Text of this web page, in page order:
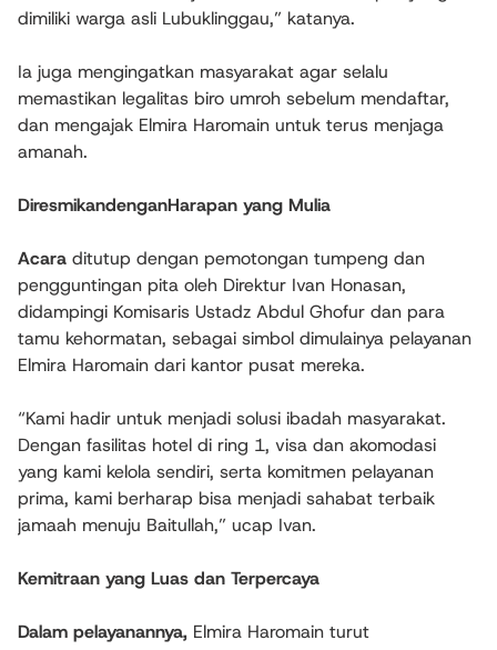
dimiliki warga asli Lubuklinggau,” katanya.
Ia juga mengingatkan masyarakat agar selalu
memastikan legalitas biro umroh sebelum mendaftar,
dan mengajak Elmira Haromain untuk terus menjaga
amanah.
DiresmikandenganHarapan yang Mulia
Acara ditutup dengan pemotongan tumpeng dan
pengguntingan pita oleh Direktur Ivan Honasan,
didampingi Komisaris Ustadz Abdul Ghofur dan para
tamu kehormatan, sebagai simbol dimulainya pelayanan
Elmira Haromain dari kantor pusat mereka.
“Kami hadir untuk menjadi solusi ibadah masyarakat.
Dengan fasilitas hotel di ring 1, visa dan akomodasi
yang kami kelola sendiri, serta komitmen pelayanan
prima, kami berharap bisa menjadi sahabat terbaik
jamaah menuju Baitullah,” ucap Ivan.
Kemitraan yang Luas dan Terpercaya
Dalam pelayanannya, Elmira Haromain turut